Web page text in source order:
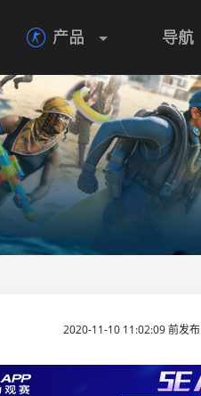
 产品 导航
2020-11-10 11:02:09 前发